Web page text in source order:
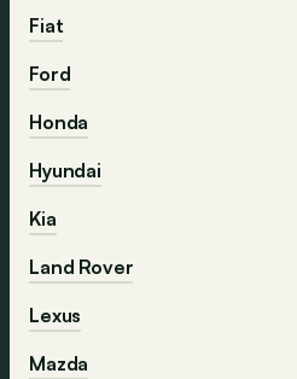
Fiat
Ford
Honda
Hyundai
Kia
Land Rover
Lexus
Mazda